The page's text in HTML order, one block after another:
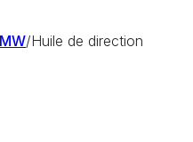
/Huile de direction